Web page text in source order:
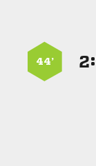
:
44’